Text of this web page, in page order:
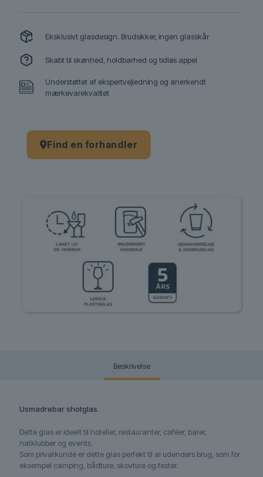
Eksklusivt glasdesign. Brudsikker, ingen glasskår
Skabt til skønhed, holdbarhed og tidløs appel
Understøttet af ekspertvejledning og anerkendt
mærkevarekvalitet
Find en forhandler
Beskrivelse
Usmadrebar shotglas.
Dette glas er ideelt til hoteller, restauranter, caféer, barer,
natklubber og events.
Som privatkunde er dette glas perfekt til al udendørs brug, som for
eksempel camping, bådture, skovture og fester.